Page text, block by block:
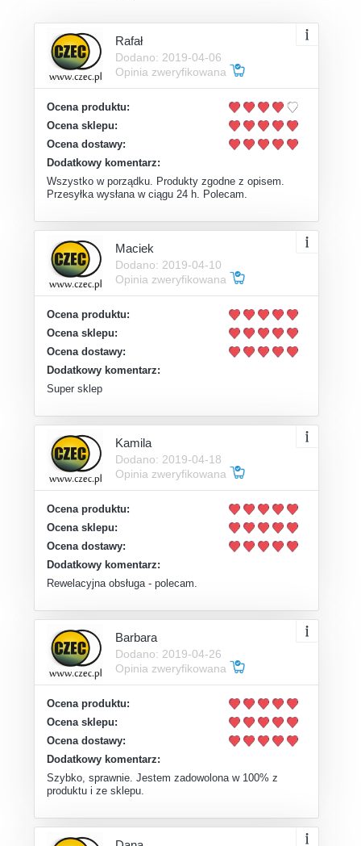
Rafał
Dodano: 2019-04-06
Opinia zweryfikowana
Ocena produktu:
Ocena sklepu:
Ocena dostawy:
Dodatkowy komentarz:
Wszystko w porządku. Produkty zgodne z opisem.
Przesyłka wysłana w ciągu 24 h. Polecam.
Maciek
Dodano: 2019-04-10
Opinia zweryfikowana
Ocena produktu:
Ocena sklepu:
Ocena dostawy:
Dodatkowy komentarz:
Super sklep
Kamila
Dodano: 2019-04-18
Opinia zweryfikowana
Ocena produktu:
Ocena sklepu:
Ocena dostawy:
Dodatkowy komentarz:
Rewelacyjna obsługa - polecam.
Barbara
Dodano: 2019-04-26
Opinia zweryfikowana
Ocena produktu:
Ocena sklepu:
Ocena dostawy:
Dodatkowy komentarz:
Szybko, sprawnie. Jestem zadowolona w 100% z
produktu i ze sklepu.